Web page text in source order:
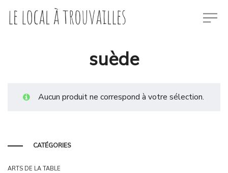
suède
Aucun produit ne correspond à votre sélection.
CATÉGORIES
ARTS DE LA TABLE